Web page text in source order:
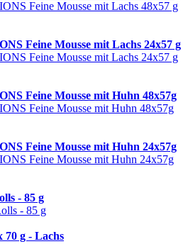
Feine Mousse mit Lachs 24x57 g
Feine Mousse mit Huhn 48x57g
Feine Mousse mit Huhn 24x57g
- 85 g
70 g - Lachs